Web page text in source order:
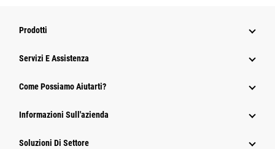
Prodotti
Servizi E Assistenza
Come Possiamo Aiutarti?
Informazioni Sull'azienda
Soluzioni Di Settore